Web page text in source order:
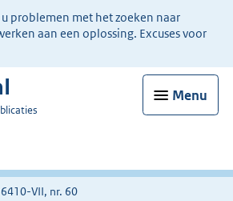
problemen met het zoeken naar
aan een oplossing. Excuses voor
Menu
VII, nr. 60